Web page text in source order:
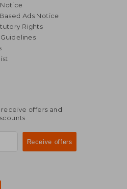
Ads Notice
Rights
offers and